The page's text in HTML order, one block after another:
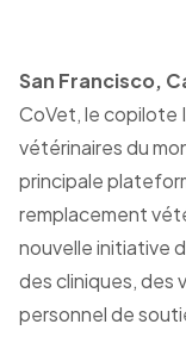
San Francisco,
CoVet, le copilote
vétérinaires du
principale
remplacement
nouvelle initiative
des cliniques, des
personnel de